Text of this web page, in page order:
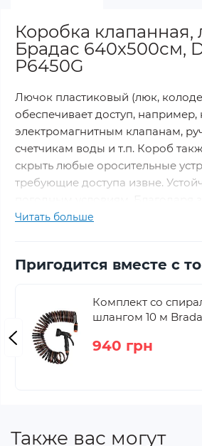
Коробка клапанная,
Брадас 640x500см,
P6450G
Лючок пластиковый (люк,
обеспечивает доступ, например,
электромагнитным клапанам,
счетчикам воды и т.п. Короб
скрыть любые оросительные
требующие доступа извне.
покрытию идеально
теплицах и плантациях.
Возможность установки до 6
клапанов в одну линию.
Параметры:
Толщина крышки: 40 мм.
Читать больше
Пригодится вместе с
Комплект со
шлангом 10 м
WSF10
940 грн
Также вас могут